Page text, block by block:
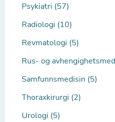
Psykiatri (57)
Radiologi (10)
Revmatologi (5)
Rus- og
Samfunnsmedisin (5)
Thoraxkirurgi (2)
Urologi (5)